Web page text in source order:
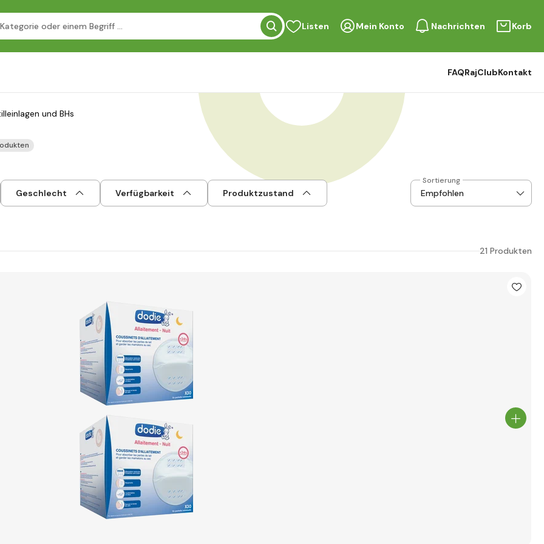
Listen Mein Konto Nachrichten Korb
FAQRajClubKontakt
und BHs
Geschlecht Verfügbarkeit Produktzustand
Sortierung
21 Produkten